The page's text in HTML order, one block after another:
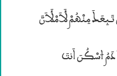
مِنْهُمْ لَأَمْلَأَنَّ
جَهَنَّمَ مِنكُمُ; أَجْمَعِينَؐ (17) وَيَـٰٓــَٔادَمُ ۶سْكُنَ اَنــتَ